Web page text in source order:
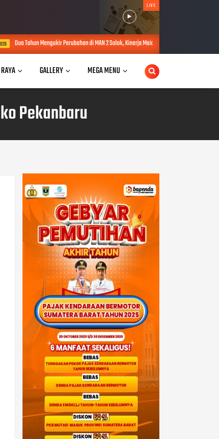
LIVE
di MAN 2 Solok, Kinerja Maidison Dinilai dalam PKKM Kanwil Kemenag Sumbar
GALLERY MEGA MENU
Pekanbaru